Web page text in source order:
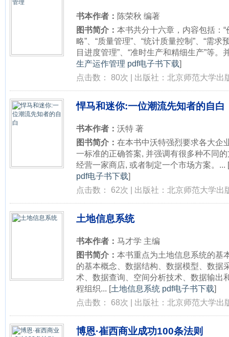
书本作者： 陈荣秋 编著
图书简介： 本书共分十六章，内容包括：“
略”、“质量管理”、“统计质量控制”、“需求
目进度管理”、“准时生产和精细生产”等
生产运作管理 pdf电子书下载]
点击数： 80次 | 出版社：北京师范大学出
悍马和迷你:一位潮流先知者的自白
书本作者： 沃特 著
图书简介： 在本书中沃特强烈要求各大企
一标准的正确答案, 并强调有很多种不同
经营一家商店, 或者制定一个市场方案。... [
pdf电子书下载]
点击数： 62次 | 出版社：北京师范大学出
土地信息系统
书本作者： 马才学 主编
图书简介： 本书重点为土地信息系统的基
的基本概念、数据结构、数据模型、数据
术、数据查询、空间分析技术、数据输出
程组织...
[土地信息系统 pdf电子书下载]
点击数： 68次 | 出版社：北京师范大学出
博恩·崔西商业成功100条法则